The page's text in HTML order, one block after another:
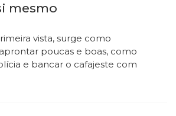
mesmo
vista, surge como
poucas e boas, como
e bancar o cafajeste com